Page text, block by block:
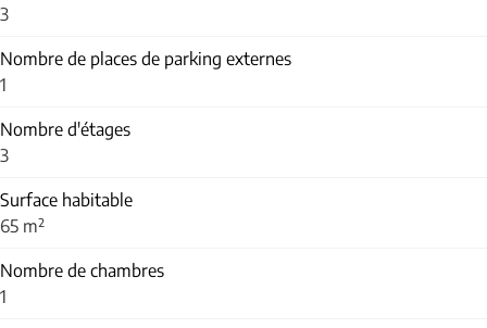
3
Nombre de places de parking externes
1
Nombre d'étages
3
Surface habitable
65 m²
Nombre de chambres
1